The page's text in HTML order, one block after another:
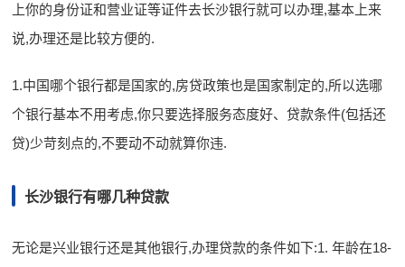
上你的身份证和营业证等证件去长沙银行就可以办理,基本上来
说,办理还是比较方便的.
1.中国哪个银行都是国家的,房贷政策也是国家制定的,所以选哪
个银行基本不用考虑,你只要选择服务态度好、贷款条件(包括还
贷)少苛刻点的,不要动不动就算你违.
长沙银行有哪几种贷款
无论是兴业银行还是其他银行,办理贷款的条件如下:1. 年龄在18-